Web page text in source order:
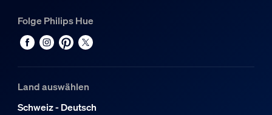
Folge Philips Hue
Land auswählen
Schweiz - Deutsch